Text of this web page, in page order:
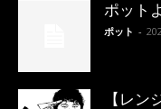
ポット
ポット -
【レ